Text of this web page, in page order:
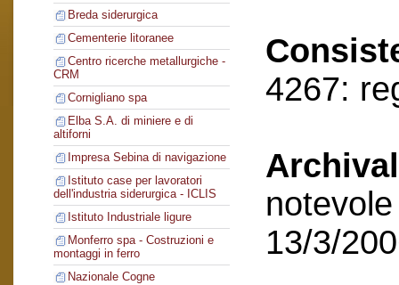
Breda siderurgica
Cementerie litoranee
Centro ricerche metallurgiche -
CRM
Cornigliano spa
Elba S.A. di miniere e di
altiforni
Impresa Sebina di navigazione
Istituto case per lavoratori
dell'industria siderurgica - ICLIS
Istituto Industriale ligure
Monferro spa - Costruzioni e
montaggi in ferro
Nazionale Cogne
4267:
13/3/